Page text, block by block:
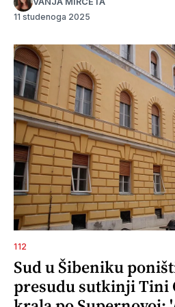
11 studenoga 2025
112
Sud u Šibeniku
presudu sutkinji Tini